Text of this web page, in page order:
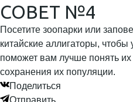
СОВЕТ №4
Посетите зоопарки или
китайские аллигаторы,
поможет вам лучше понять
сохранения их популяции.
Поделиться
Отправить